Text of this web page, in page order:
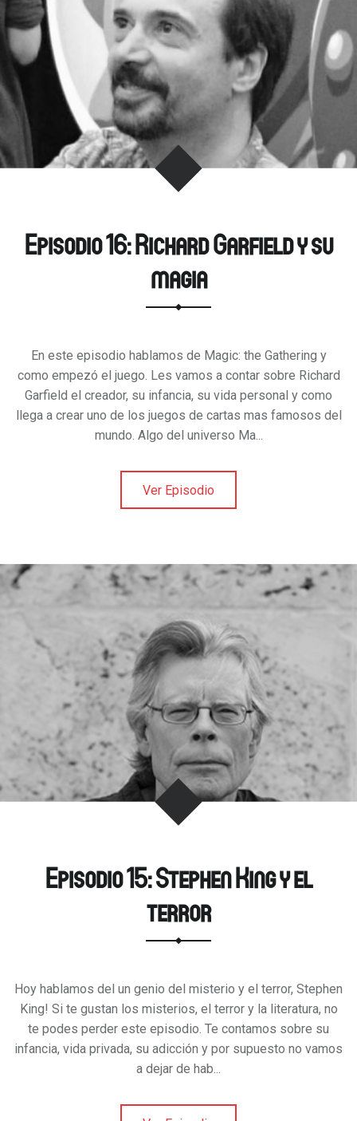
Episodio 16: Richard Garfield y su
magia
En este episodio hablamos de Magic: the Gathering y
como empezó el juego. Les vamos a contar sobre Richard
Garfield el creador, su infancia, su vida personal y como
llega a crear uno de los juegos de cartas mas famosos del
mundo. Algo del universo Ma...
Ver Episodio
Episodio 15: Stephen King y el
terror
Hoy hablamos del un genio del misterio y el terror, Stephen
King! Si te gustan los misterios, el terror y la literatura, no
te podes perder este episodio. Te contamos sobre su
infancia, vida privada, su adicción y por supuesto no vamos
a dejar de hab...